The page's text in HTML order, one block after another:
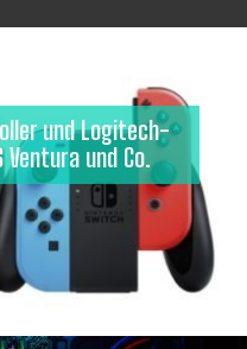
und Logitech-
Ventura und Co.